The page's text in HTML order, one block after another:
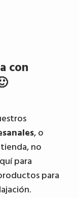
con
, o
no
para
para